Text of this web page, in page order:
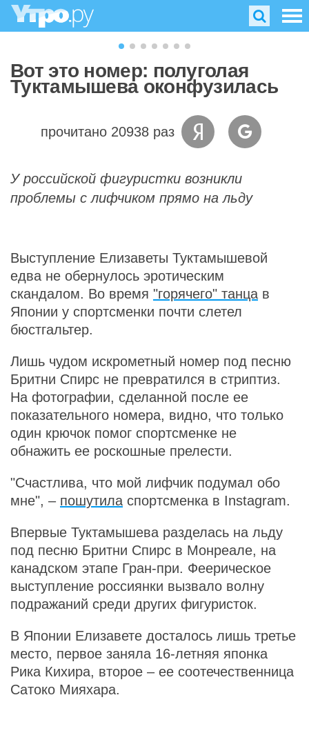
Вот это номер: полуголая
Туктамышева оконфузилась
прочитано 20938 раз
У российской фигуристки возникли
проблемы с лифчиком прямо на льду
Выступление Елизаветы Туктамышевой
едва не обернулось эротическим
скандалом. Во время "горячего" танца в
Японии у спортсменки почти слетел
бюстгальтер.
Лишь чудом искрометный номер под песню
Бритни Спирс не превратился в стриптиз.
На фотографии, сделанной после ее
показательного номера, видно, что только
один крючок помог спортсменке не
обнажить ее роскошные прелести.
"Счастлива, что мой лифчик подумал обо
мне", – пошутила спортсменка в Instagram.
Впервые Туктамышева разделась на льду
под песню Бритни Спирс в Монреале, на
канадском этапе Гран-при. Феерическое
выступление россиянки вызвало волну
подражаний среди других фигуристок.
В Японии Елизавете досталось лишь третье
место, первое заняла 16-летняя японка
Рика Кихира, второе – ее соотечественница
Сатоко Мияхара.